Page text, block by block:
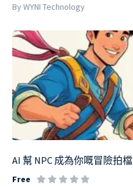
By WYNI Technology
AI 幫 NPC 成為你嘅冒險拍檔
Free